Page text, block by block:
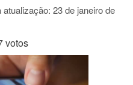
23 de janeiro de
votos